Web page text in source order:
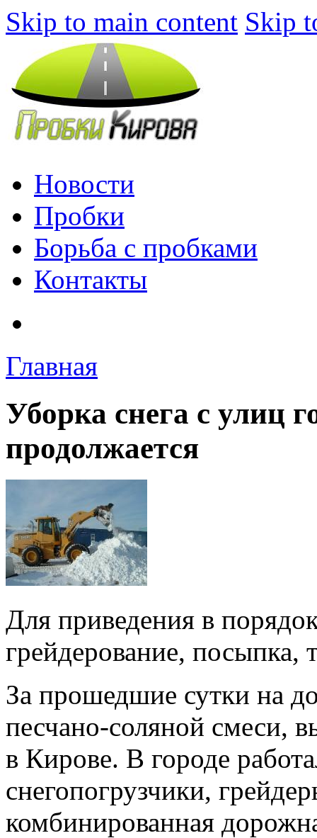
Skip to main content Skip
Новости
Пробки
Борьба с пробками
Контакты
Главная
Уборка снега с улиц
продолжается
Для приведения в
грейдерование, посыпка,
За прошедшие сутки на
песчано-соляной смеси,
в Кирове. В городе
снегопогрузчики,
комбинированная